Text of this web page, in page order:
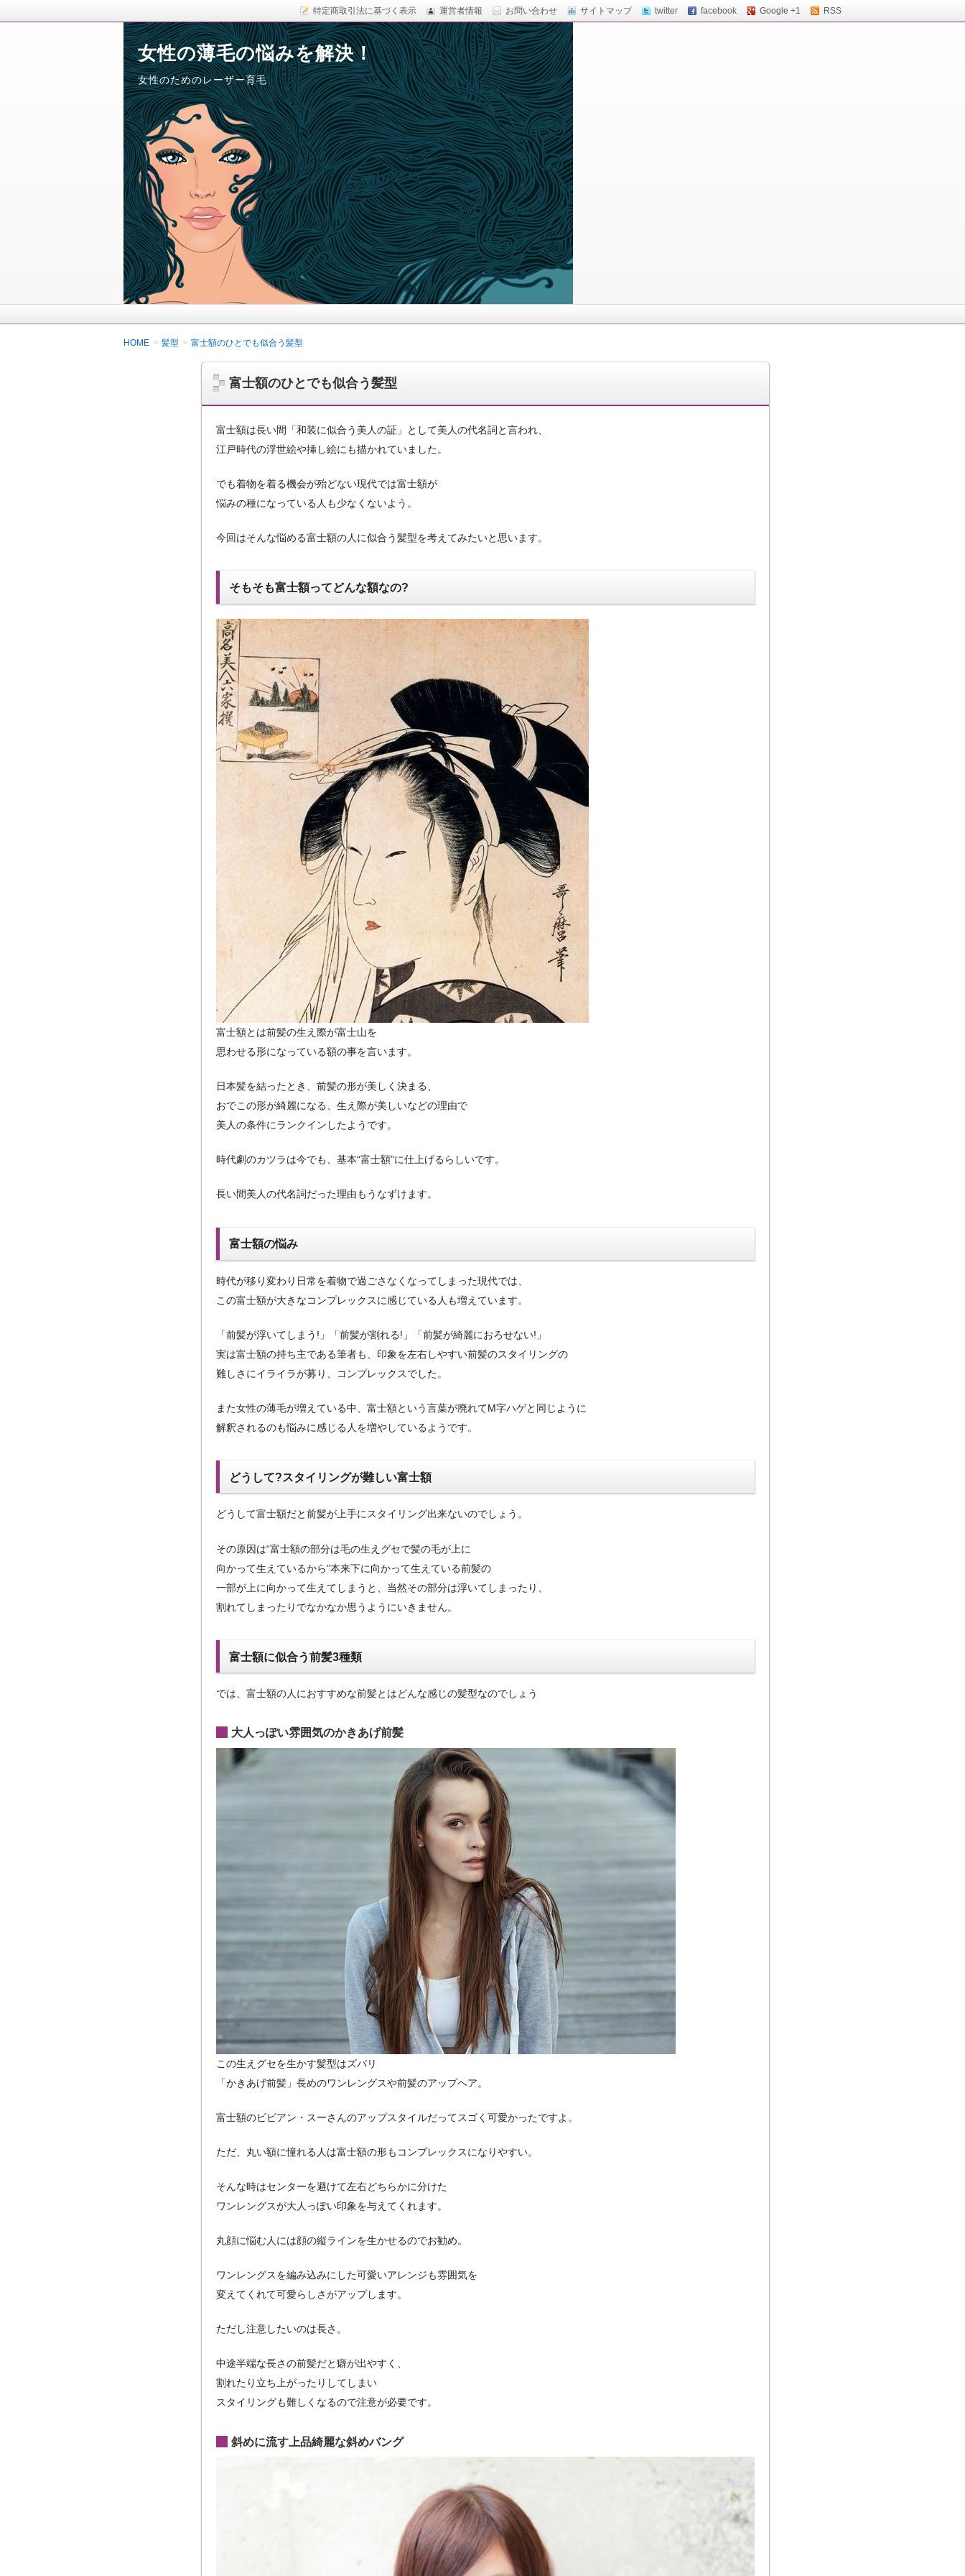
特定商取引法に基づく表示 運営者情報 お問い合わせ サイトマップ twitter facebook Google +1 RSS
女性の薄毛の悩みを解決！
女性のためのレーザー育毛
HOME 髪型 富士額のひとでも似合う髪型
富士額のひとでも似合う髪型
富士額は長い間「和装に似合う美人の証」として美人の代名詞と言われ、
江戸時代の浮世絵や挿し絵にも描かれていました。
でも着物を着る機会が殆どない現代では富士額が
悩みの種になっている人も少なくないよう。
今回はそんな悩める富士額の人に似合う髪型を考えてみたいと思います。
そもそも富士額ってどんな額なの?
富士額とは前髪の生え際が富士山を
思わせる形になっている額の事を言います。
日本髪を結ったとき、前髪の形が美しく決まる、
おでこの形が綺麗になる、生え際が美しいなどの理由で
美人の条件にランクインしたようです。
時代劇のカツラは今でも、基本“富士額”に仕上げるらしいです。
長い間美人の代名詞だった理由もうなずけます。
富士額の悩み
時代が移り変わり日常を着物で過ごさなくなってしまった現代では、
この富士額が大きなコンプレックスに感じている人も増えています。
「前髪が浮いてしまう!」「前髪が割れる!」「前髪が綺麗におろせない!」
実は富士額の持ち主である筆者も、印象を左右しやすい前髪のスタイリングの
難しさにイライラが募り、コンプレックスでした。
また女性の薄毛が増えている中、富士額という言葉が廃れてM字ハゲと同じように
解釈されるのも悩みに感じる人を増やしているようです。
どうして?スタイリングが難しい富士額
どうして富士額だと前髪が上手にスタイリング出来ないのでしょう。
その原因は“富士額の部分は毛の生えグセで髪の毛が上に
向かって生えているから”本来下に向かって生えている前髪の
一部が上に向かって生えてしまうと、当然その部分は浮いてしまったり、
割れてしまったりでなかなか思うようにいきません。
富士額に似合う前髪3種類
では、富士額の人におすすめな前髪とはどんな感じの髪型なのでしょう
大人っぽい雰囲気のかきあげ前髪
この生えグセを生かす髪型はズバリ
「かきあげ前髪」長めのワンレングスや前髪のアップヘア。
富士額のビビアン・スーさんのアップスタイルだってスゴく可愛かったですよ。
ただ、丸い額に憧れる人は富士額の形もコンプレックスになりやすい。
そんな時はセンターを避けて左右どちらかに分けた
ワンレングスが大人っぽい印象を与えてくれます。
丸顔に悩む人には顔の縦ラインを生かせるのでお勧め。
ワンレングスを編み込みにした可愛いアレンジも雰囲気を
変えてくれて可愛らしさがアップします。
ただし注意したいのは長さ。
中途半端な長さの前髪だと癖が出やすく、
割れたり立ち上がったりしてしまい
スタイリングも難しくなるので注意が必要です。
斜めに流す上品綺麗な斜めバング